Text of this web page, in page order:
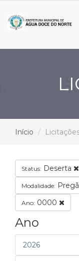
Início
Status: Deserta
Modalidade:
Ano: 0000
Ano
2026